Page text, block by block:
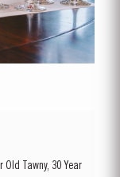
Old Tawny, 30 Year